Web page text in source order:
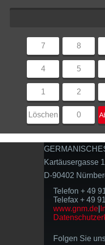
7 8
4 5
1 2
Löschen 0
Kartäusergasse 1
D-90402
Telefon + 49
Telefax + 49
www.gnm.de
Folgen Sie